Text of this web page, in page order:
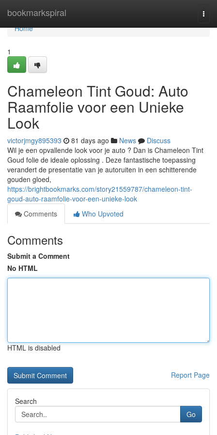
bookmarkspiral
Home
Home
1
Chameleon Tint Goud: Auto
Raamfolie voor een Unieke
Look
victorjmgy895393 81 days ago News
Discuss
Wil je een opvallende look voor je auto ? Dan is Chameleon Tint
Goud folie de ideale oplossing . Deze fantastische toepassing
verandert de presentatie van je autoruiten in een schitterende
gouden gloed,
https://brightbookmarks.com/story21559787/chameleon-tint-
goud-auto-raamfolie-voor-een-unieke-look
Comments
Who Upvoted
Comments
Submit a Comment
No HTML
HTML is disabled
Report Page
Search
Go